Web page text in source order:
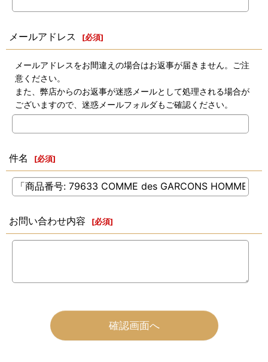
メールアドレス [必須]
メールアドレスをお間違えの場合はお返事が届きません。ご注
意ください。
また、弊店からのお返事が迷惑メールとして処理される場合が
ございますので、迷惑メールフォルダもご確認ください。
件名 [必須]
お問い合わせ内容 [必須]
確認画面へ